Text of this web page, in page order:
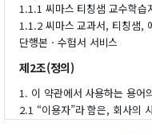
1.1.1 씨마스 티칭샘 교수학습
1.1.2 씨마스 교과서, 티칭샘,
단행본ㆍ수험서 서비스
제2조(정의)
1. 이 약관에서 사용하는 용어
2.1 “이용자”라 함은, 회사의